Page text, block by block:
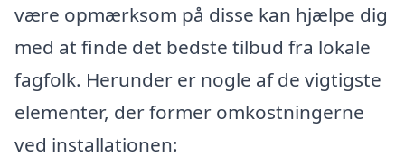
være opmærksom på disse kan hjælpe dig
med at finde det bedste tilbud fra lokale
fagfolk. Herunder er nogle af de vigtigste
elementer, der former omkostningerne
ved installationen: